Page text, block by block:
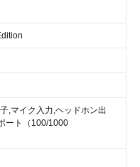
,マイク入力,ヘッドホン出
ート（100/1000